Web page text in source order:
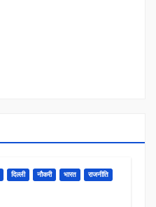
दिल्ली नौकरी भारत राजनीति